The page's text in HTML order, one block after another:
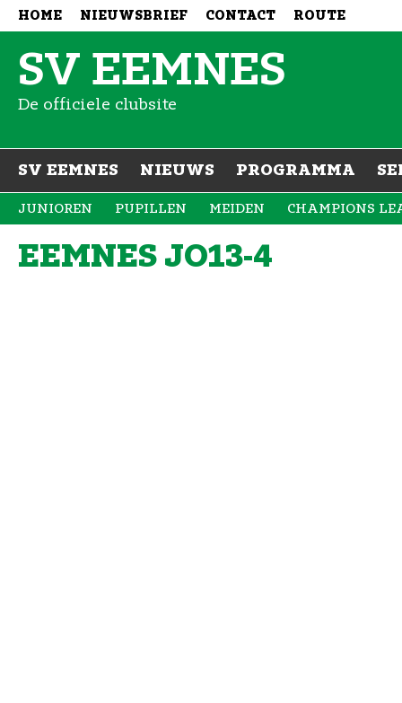
HOME NIEUWSBRIEF CONTACT ROUTE
SV EEMNES
De officiele clubsite
SV EEMNES NIEUWS PROGRAMMA
JUNIOREN PUPILLEN MEIDEN CHAMPIONS
EEMNES JO13-4